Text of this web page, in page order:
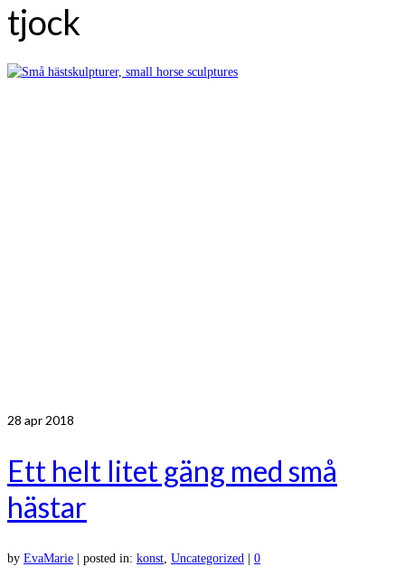
tjock
28 apr 2018
Ett helt litet gäng med små
hästar
by EvaMarie posted in: konst, Uncategorized 0